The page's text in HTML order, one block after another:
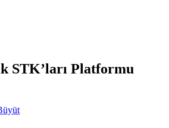
STK’ları Platformu